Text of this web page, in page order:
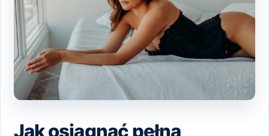
Jak osiągnąć pełną